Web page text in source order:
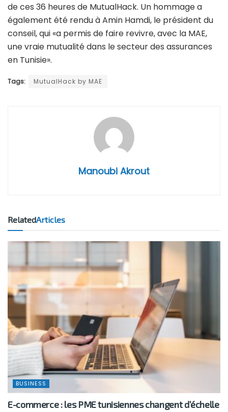
de ces 36 heures de MutualHack. Un hommage a
également été rendu à Amin Hamdi, le président du
conseil, qui «a permis de faire revivre, avec la MAE,
une vraie mutualité dans le secteur des assurances
en Tunisie».
Tags: MutualHack by MAE
Manoubi Akrout
RelatedArticles
BUSINESS
E-commerce : les PME tunisiennes changent d’échelle